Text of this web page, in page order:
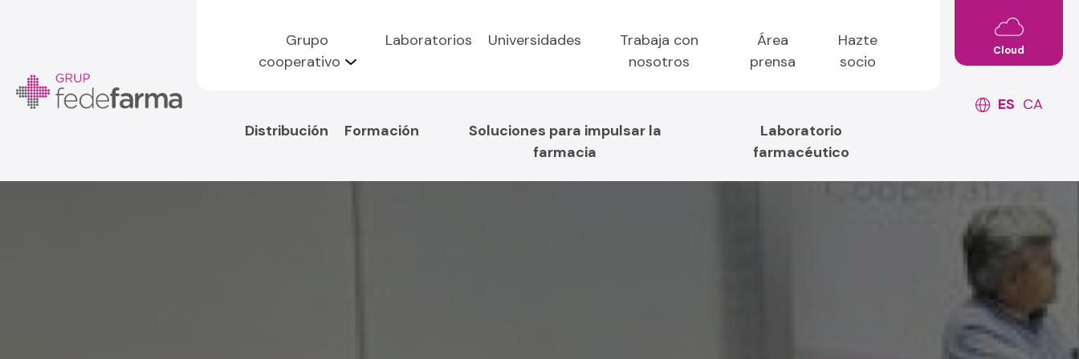
Grupo
cooperativo
Laboratorios Universidades
Trabaja con
nosotros
Área
prensa
Hazte
socio
Distribución Formación
Soluciones para impulsar la
farmacia
Laboratorio
farmacéutico
Cloud
ES CA